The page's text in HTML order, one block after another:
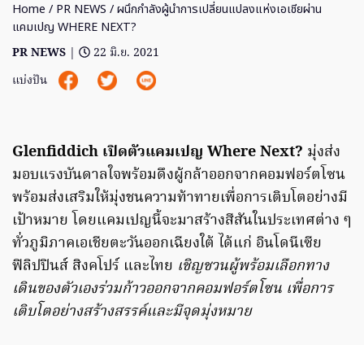
Home / PR NEWS / ผนึกกำลังผู้นำการเปลี่ยนแปลงแห่งเอเชียผ่าน
แคมเปญ WHERE NEXT?
PR NEWS |
22 มิ.ย. 2021
แบ่งปัน
Glenfiddich เปิดตัวแคมเปญ Where Next? มุ่งส่ง
มอบแรงบันดาลใจพร้อมดึงผู้กล้าออกจากคอมฟอร์ตโซน
พร้อมส่งเสริมให้มุ่งชนความท้าทายเพื่อการเติบโตอย่างมี
เป้าหมาย โดยแคมเปญนี้จะมาสร้างสีสันในประเทศต่าง ๆ
ทั่วภูมิภาคเอเชียตะวันออกเฉียงใต้ ได้แก่ อินโดนีเซีย
ฟิลิปปินส์ สิงคโปร์ และไทย เชิญชวนผู้พร้อมเลือกทาง
เดินของตัวเองร่วมก้าวออกจากคอมฟอร์ตโซน เพื่อการ
เติบโตอย่างสร้างสรรค์และมีจุดมุ่งหมาย